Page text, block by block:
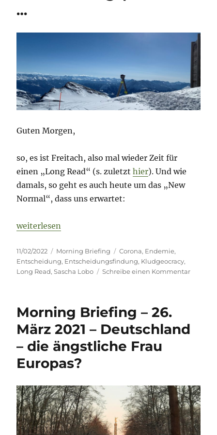
…
Guten Morgen,
so, es ist Freitach, also mal wieder Zeit für
einen „Long Read“ (s. zuletzthier). Und wie
damals, so geht es auch heute um das „New
Normal“, dass uns erwartet:
„Morning Briefing – 11. Februar 2022 – Long
weiterlesen
Veröffentlicht
am
11/02/2022 Kategorien
Morning Briefing Schlagwörter
Corona, Endemie,
Entscheidung, Entscheidungsfindung, Kludgeocracy,
Long Read,Sascha Lobo Schreibe einen Kommentarzu
in
Morning Briefing – 26.
März 2021 – Deutschland
– die ängstliche Frau
Europas?